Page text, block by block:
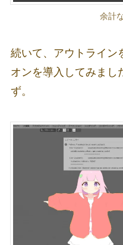
余計
続いて、アウトライン
オンを導入してみまし
ず。